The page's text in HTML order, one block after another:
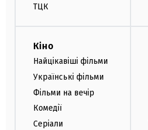
ТЦК
Кіно
Найцікавіші фільми
Українські фільми
Фільми на вечір
Комедії
Серіали